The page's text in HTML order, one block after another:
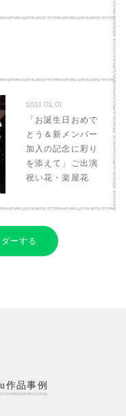
2021.02.01
「お誕生日おめで
とう＆新メンバー
加入の記念に彩り
を添えて」ご出演
祝い花・楽屋花
ーする
作品事例